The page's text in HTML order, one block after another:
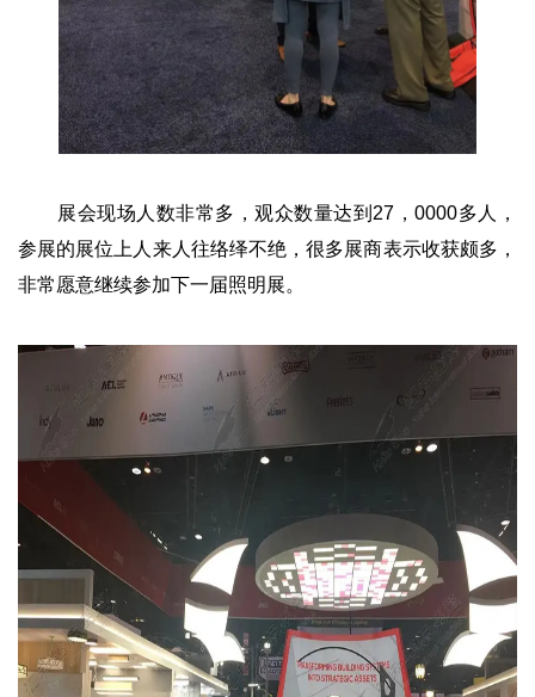
展会现场人数非常多，观众数量达到27，0000多人，
参展的展位上人来人往络绎不绝，很多展商表示收获颇多，
非常愿意继续参加下一届照明展。